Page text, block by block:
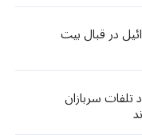
در قبال بیت
تلفات سربازان